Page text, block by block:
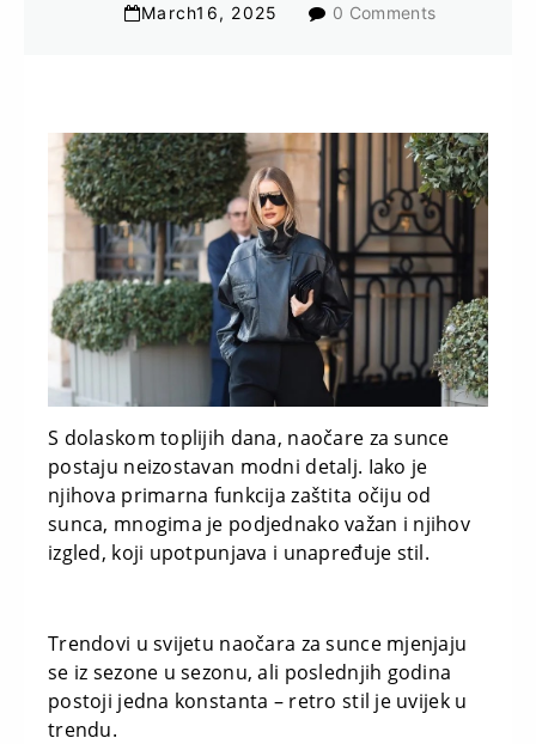
March16, 2025 0 Comments
S dolaskom toplijih dana, naočare za sunce
postaju neizostavan modni detalj. Iako je
njihova primarna funkcija zaštita očiju od
sunca, mnogima je podjednako važan i njihov
izgled, koji upotpunjava i unapređuje stil.
Trendovi u svijetu naočara za sunce mjenjaju
se iz sezone u sezonu, ali poslednjih godina
postoji jedna konstanta – retro stil je uvijek u
trendu.